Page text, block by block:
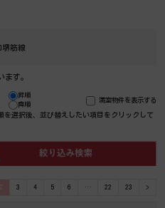
堺筋線
す。
昇順
降順
満室物件を表示する
選択後、​並び替えしたい項目をクリックして
3 4 5 6 … 22 23 >